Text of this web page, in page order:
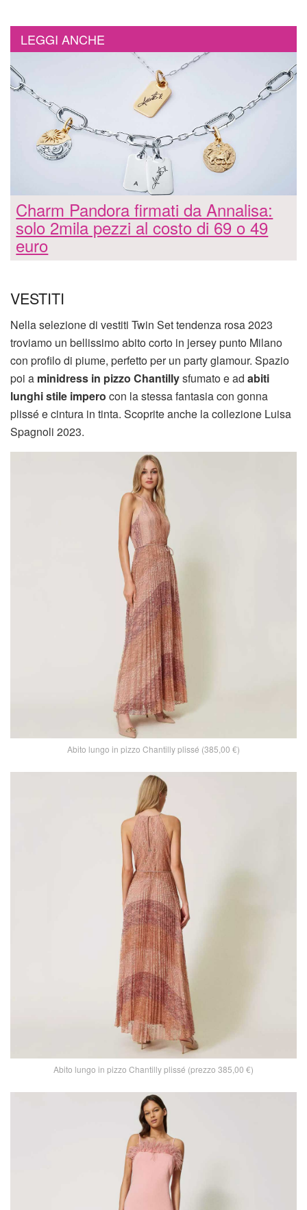
LEGGI ANCHE
Charm Pandora firmati da Annalisa:
solo 2mila pezzi al costo di 69 o 49
euro
VESTITI
Nella selezione di vestiti Twin Set tendenza rosa 2023
troviamo un bellissimo abito corto in jersey punto Milano
con profilo di piume, perfetto per un party glamour. Spazio
poi a minidress in pizzo Chantillysfumato e ad abiti
lunghi stile impero con la stessa fantasia con gonna
plissé e cintura in tinta. Scoprite anche la collezione Luisa
Spagnoli 2023.
Abito lungo in pizzo Chantilly plissé (385,00 €)
Abito lungo in pizzo Chantilly plissé (prezzo 385,00 €)